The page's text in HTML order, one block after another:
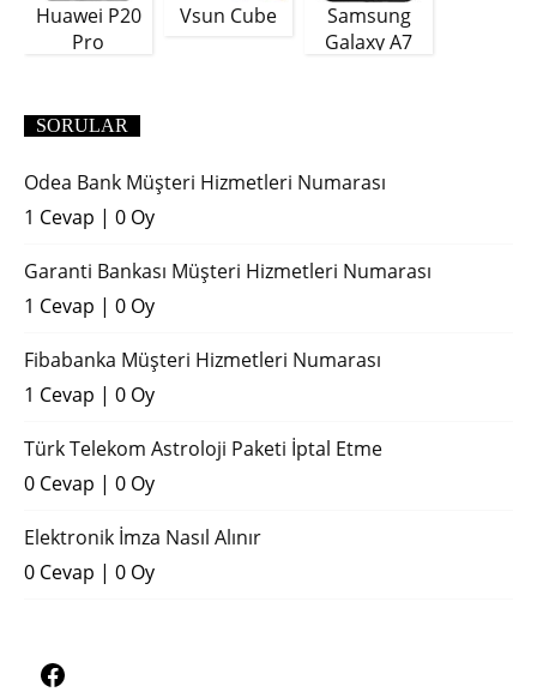
Huawei P20
Pro
Vsun Cube
Samsung
Galaxy A7
SORULAR
Odea Bank Müşteri Hizmetleri Numarası
1 Cevap | 0 Oy
Garanti Bankası Müşteri Hizmetleri Numarası
1 Cevap | 0 Oy
Fibabanka Müşteri Hizmetleri Numarası
1 Cevap | 0 Oy
Türk Telekom Astroloji Paketi İptal Etme
0 Cevap | 0 Oy
Elektronik İmza Nasıl Alınır
0 Cevap | 0 Oy